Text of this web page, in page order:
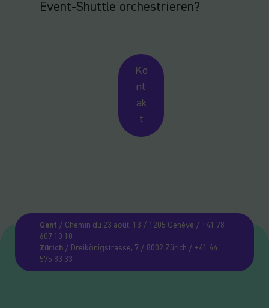
Event-Shuttle orchestrieren?
Ko
nt
ak
t
Genf / Chemin du 23 août, 13 / 1205 Genève / +41 78
607 10 10
Zürich/ Dreikönigstrasse, 7 / 8002 Zürich / +41 44
575 83 33